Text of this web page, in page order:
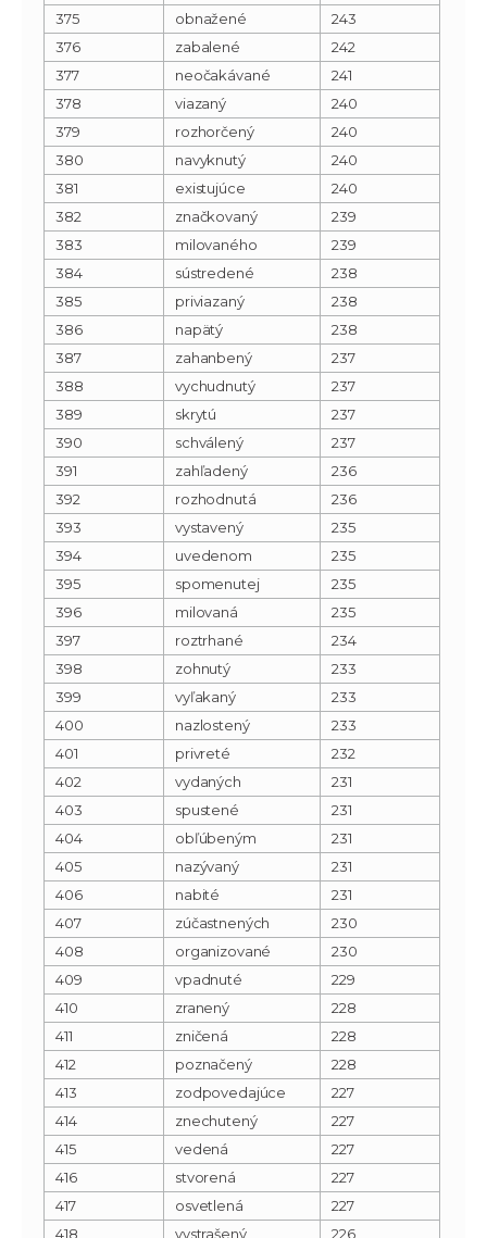
375
obnažené
243
376
zabalené
242
377
neočakávané
241
378
viazaný
240
379
rozhorčený
240
380
navyknutý
240
381
existujúce
240
382
značkovaný
239
383
milovaného
239
384
sústredené
238
385
priviazaný
238
386
napätý
238
387
zahanbený
237
388
vychudnutý
237
389
skrytú
237
390
schválený
237
391
zahľadený
236
392
rozhodnutá
236
393
vystavený
235
394
uvedenom
235
395
spomenutej
235
396
milovaná
235
397
roztrhané
234
398
zohnutý
233
399
vyľakaný
233
400
nazlostený
233
401
privreté
232
402
vydaných
231
403
spustené
231
404
obľúbeným
231
405
nazývaný
231
406
nabité
231
407
zúčastnených
230
408
organizované
230
409
vpadnuté
229
410
zranený
228
411
zničená
228
412
poznačený
228
413
zodpovedajúce
227
414
znechutený
227
415
vedená
227
416
stvorená
227
417
osvetlená
227
418
vystrašený 226